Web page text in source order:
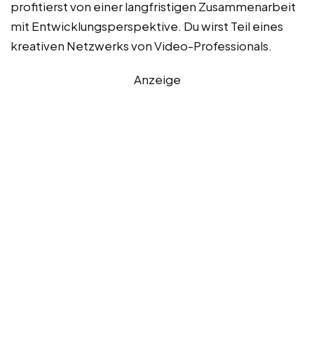
profitierst von einer langfristigen Zusammenarbeit
mit Entwicklungsperspektive. Du wirst Teil eines
kreativen Netzwerks von Video-Professionals.
Anzeige